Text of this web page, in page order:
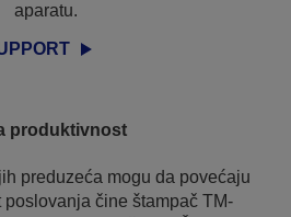
aparatu.
produktivnost
preduzeća mogu da povećaju
čine štampač TM-